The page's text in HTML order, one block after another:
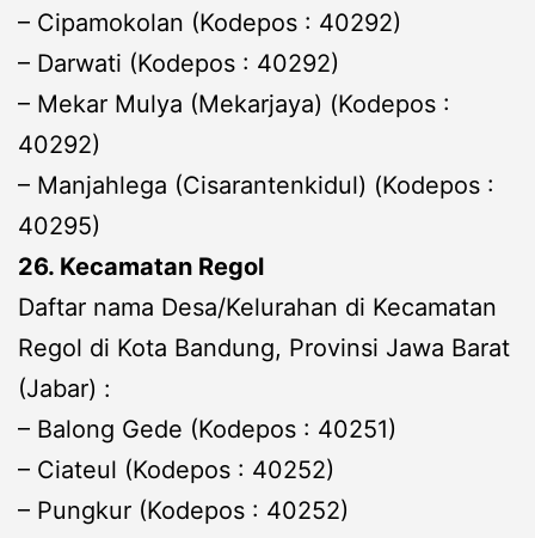
– Cipamokolan (Kodepos : 40292)
– Darwati (Kodepos : 40292)
– Mekar Mulya (Mekarjaya) (Kodepos :
40292)
– Manjahlega (Cisarantenkidul) (Kodepos :
40295)
26. Kecamatan Regol
Daftar nama Desa/Kelurahan di Kecamatan
Regol di Kota Bandung, Provinsi Jawa Barat
(Jabar) :
– Balong Gede (Kodepos : 40251)
– Ciateul (Kodepos : 40252)
– Pungkur (Kodepos : 40252)